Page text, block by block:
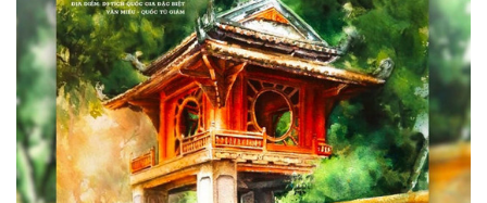
thuật của Thủ đô trong mùa thu này.